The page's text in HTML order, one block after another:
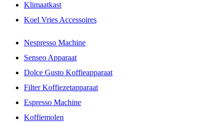
Klimaatkast
Koel Vries Accessoires
Nespresso Machine
Senseo Apparaat
Dolce Gusto Koffieapparaat
Filter Koffiezetapparaat
Espresso Machine
Koffiemolen